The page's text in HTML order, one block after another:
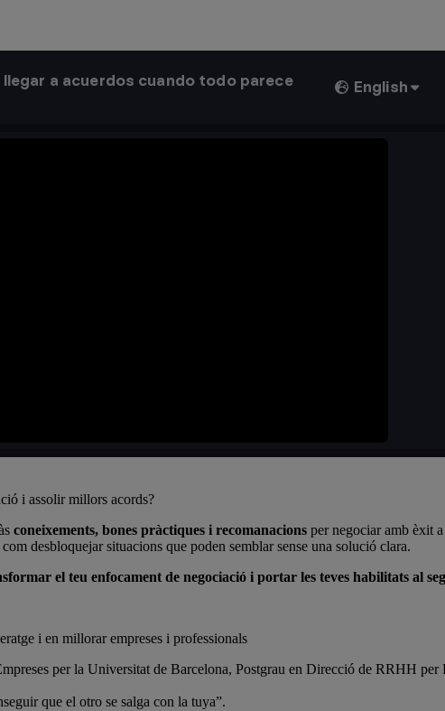
i assolir millors acords?
coneixements, bones pràctiques i recomanacions per negociar amb èxit
desbloquejar situacions que poden semblar sense una solució clara.
el teu enfocament de negociació i portar les teves habilitats al
i en millorar empreses i professionals
per la Universitat de Barcelona, Postgrau en Direcció de RRHH
que el otro se salga con la tuya”.